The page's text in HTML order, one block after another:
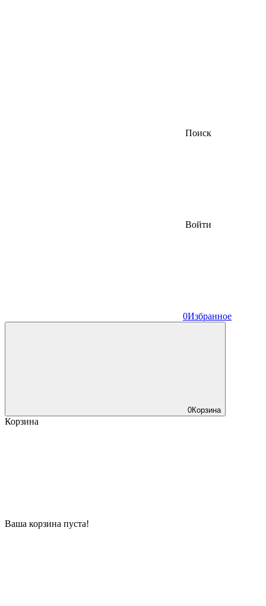
Поиск
Войти
0Избранное
0Корзина
Корзина
Ваша корзина пуста!